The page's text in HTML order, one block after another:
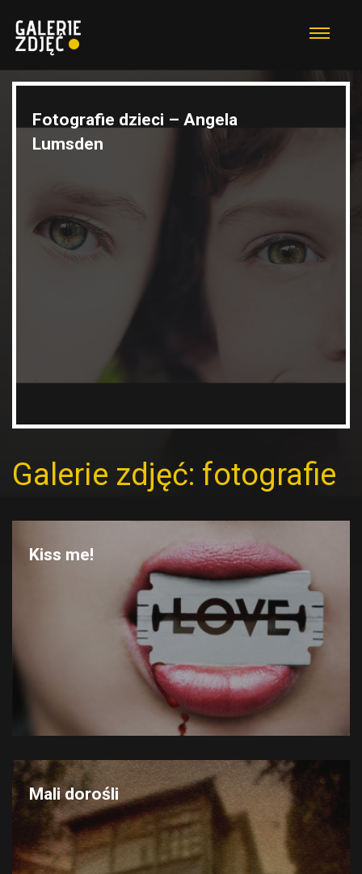
Fotografie dzieci – Angela
Lumsden
Galerie zdjęć: fotografie
Kiss me!
Mali dorośli